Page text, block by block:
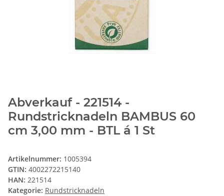
Abverkauf - 221514 -
Rundstricknadeln BAMBUS 60
cm 3,00 mm - BTL á 1 St
Artikelnummer: 1005394
GTIN: 4002272215140
HAN: 221514
Kategorie: Rundstricknadeln